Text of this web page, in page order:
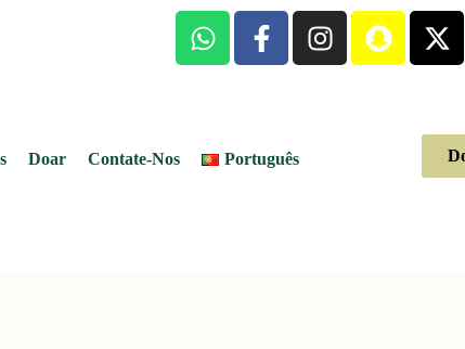
Doar Contate-Nos Português